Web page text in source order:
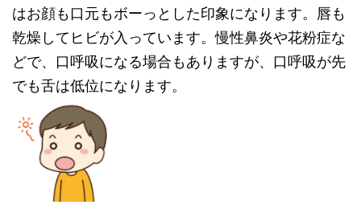
はお顔も口元もボーっとした印象 になります。唇も
乾燥してヒビが入っています。慢性鼻炎や花粉症な
どで、口呼吸になる場合もありますが、口呼吸が先
でも舌は低位になります。